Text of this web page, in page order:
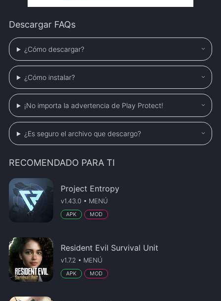
Descargar FAQs
¿Cómo descargar?
¿Cómo instalar?
¡No importa la advertencia de Play Protect!
¿Es seguro el archivo que descargo?
RECOMENDADO PARA TI
Project Entropy
v1.43.0 • MENÚ
APK MOD
Resident Evil Survival Unit
v1.7.2 • MENÚ
APK MOD